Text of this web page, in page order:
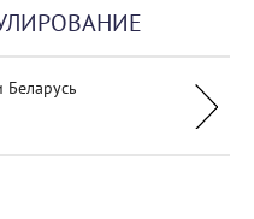
Беларусь